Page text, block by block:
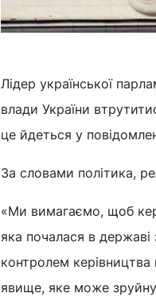
Лідер української
влади України
це йдеться у
За словами політика,
«Ми вимагаємо, щоб
яка почалася в державі
контролем
явище, яке може